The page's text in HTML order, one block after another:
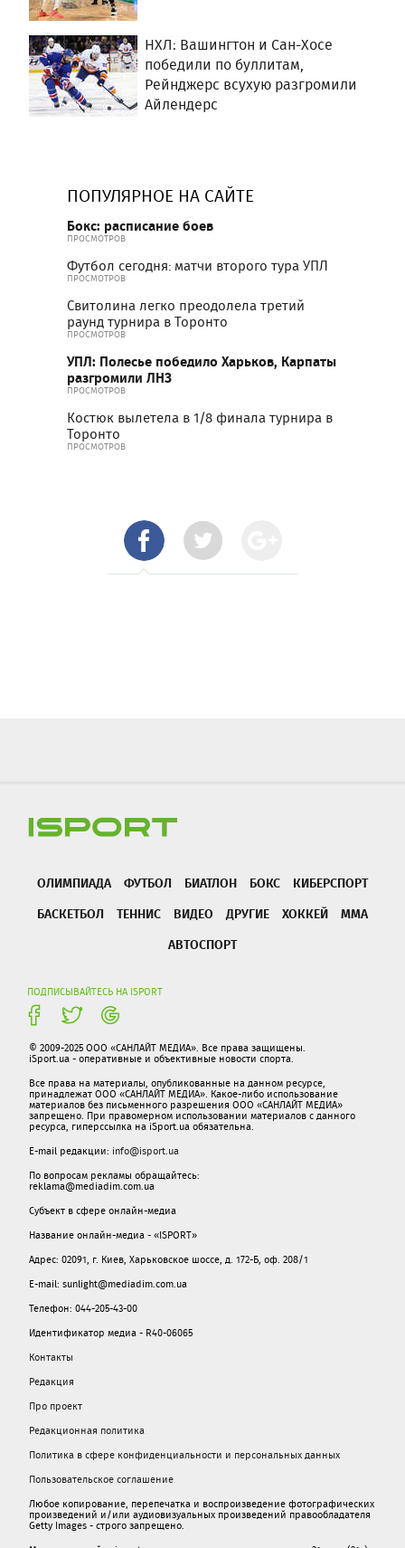
НХЛ: Вашингтон и Сан-Хосе
победили по буллитам,
Рейнджерс всухую разгромили
Айлендерс
ПОПУЛЯРНОЕ НА САЙТЕ
Бокс: расписание боев
ПРОСМОТРОВ
Футбол сегодня: матчи второго тура УПЛ
ПРОСМОТРОВ
Свитолина легко преодолела третий
раунд турнира в Торонто
ПРОСМОТРОВ
УПЛ: Полесье победило Харьков, Карпаты
разгромили ЛНЗ
ПРОСМОТРОВ
Костюк вылетела в 1/8 финала турнира в
Торонто
ПРОСМОТРОВ
ОЛИМПИАДА ФУТБОЛ БИАТЛОН БОКС
КИБЕРСПОРТ
БАСКЕТБОЛ
ТЕННИС ВИДЕО ДРУГИЕ ХОККЕЙ
ММА
АВТОСПОРТ
ПОДПИСЫВАЙТЕСЬ НА ISPORT
© 2009-2025 ООО «САНЛАЙТ МЕДИА». Все права защищены.
iSport.ua - оперативные и объективные новости спорта.
Все права на материалы, опубликованные на данном ресурсе,
принадлежат ООО «САНЛАЙТ МЕДИА». Какое-либо использование
материалов без письменного разрешения ООО «САНЛАЙТ МЕДИА»
запрещено. При правомерном использовании материалов с данного
ресурса, гиперссылка на iSport.ua обязательна.
E-mail редакции: info@isport.ua
По вопросам рекламы обращайтесь:
reklama@mediadim.com.ua
Субъект в сфере онлайн-медиа
Название онлайн-медиа - «ISPORT»
Адрес: 02091, г. Киев, Харьковское шоссе, д. 172-Б, оф. 208/1
E-mail: sunlight@mediadim.com.ua
Телефон: 044-205-43-00
Идентификатор медиа - R40-06065
Контакты
Редакция
Про проект
Редакционная политика
Политика в сфере конфиденциальности и персональных данных
Пользовательское соглашение
Любое копирование, перепечатка и воспроизведение фотографических
произведений и/или аудиовизуальных произведений правообладателя
Getty Images - строго запрещено.